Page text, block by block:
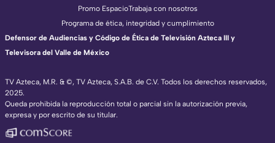
TV Azteca, M.R. & ©, TV Azteca, S.A.B. de C.V. Todos los derechos reservados,
2025.
Queda prohibida la reproducción total o parcial sin la autorización previa,
expresa y por escrito de su titular.
Promo EspacioTrabaja con nosotros
Programa de ética, integridad y cumplimiento
Defensor de Audiencias y Código de Ética de Televisión Azteca III y
Televisora del Valle de México